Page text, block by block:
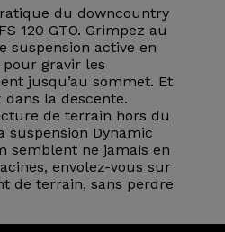
du downcountry
120 GTO. Grimpez au
suspension active en
gravir les
jusqu’au sommet. Et
la descente.
de terrain hors du
suspension Dynamic
semblent ne jamais en
envolez-vous sur
de terrain, sans perdre